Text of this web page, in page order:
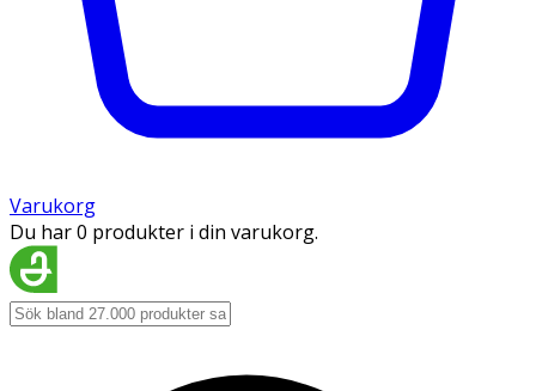
Varukorg
Du har 0 produkter i din varukorg.